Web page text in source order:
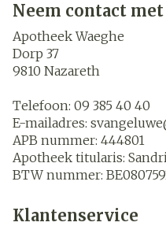
Neem contact met
Apotheek Waeghe
Dorp 37
9810 Nazareth
Telefoon: 09 385 40 40
E-mailadres:
APB nummer: 444801
Apotheek titularis:
BTW nummer:
Klantenservice